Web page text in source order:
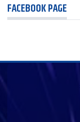
FACEBOOK PAGE